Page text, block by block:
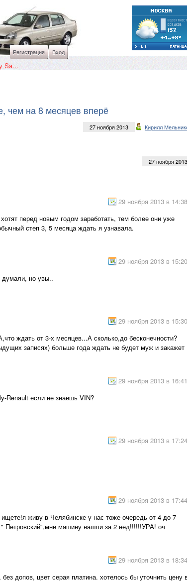
Регистрация Вход
Sa...
чем на 8 месяцев вперё
Кирилл
27 ноября 2013
27 ноября 2013
29 ноября 2013 в 14:38
перед новым годом заработать, тем более они уже
степ 3, 5 месяца ждать я узнавала.
29 ноября 2013 в 15:20
думали, но увы..
29 ноября 2013 в 15:30
ждать от 3-х месяцев...А сколько,до бесконечности?
записях) больше года ждать не будет муж и закажет
29 ноября 2013 в 16:41
Renault если не знаешь VIN?
29 ноября 2013 в 17:24
29 ноября 2013 в 17:44
живу в Челябинске у нас тоже очередь от 4 до 7
Петровский",мне машину нашли за 2 нед!!!!!!УРА! оч
29 ноября 2013 в 18:34
допов, цвет серая платина. хотелось бы уточнить цену